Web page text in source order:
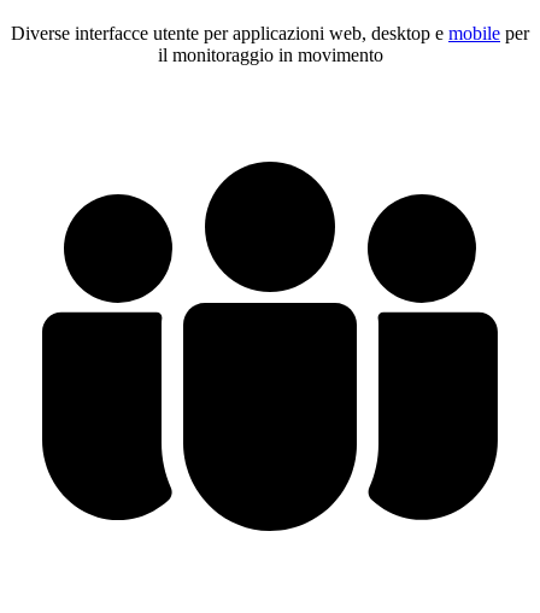
Diverse interfacce utente per applicazioni web, desktop e mobile per
il monitoraggio in movimento